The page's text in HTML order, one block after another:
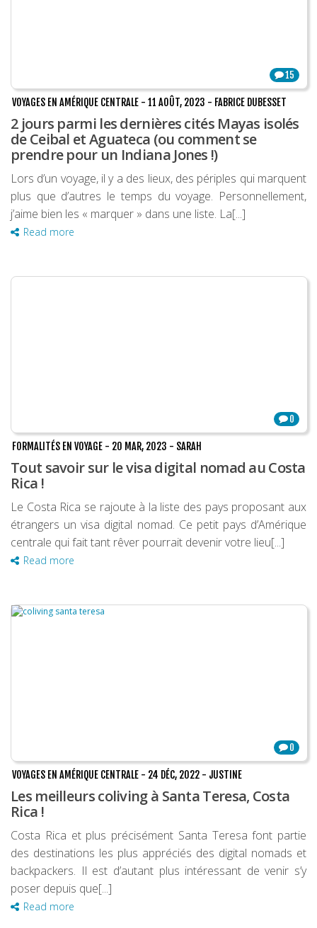
15
VOYAGES EN AMÉRIQUE CENTRALE - 11 AOÛT, 2023 - FABRICE DUBESSET
2 jours parmi les dernières cités Mayas isolés
de Ceibal et Aguateca (ou comment se
prendre pour un Indiana Jones !)
Lors d’un voyage, il y a des lieux, des périples qui marquent
plus que d’autres le temps du voyage. Personnellement,
j’aime bien les « marquer » dans une liste. La[...]
Read more
0
FORMALITÉS EN VOYAGE - 20 MAR, 2023 - SARAH
Tout savoir sur le visa digital nomad au Costa
Rica !
Le Costa Rica se rajoute à la liste des pays proposant aux
étrangers un visa digital nomad. Ce petit pays d’Amérique
centrale qui fait tant rêver pourrait devenir votre lieu[...]
Read more
0
VOYAGES EN AMÉRIQUE CENTRALE - 24 DÉC, 2022 - JUSTINE
Les meilleurs coliving à Santa Teresa, Costa
Rica !
Costa Rica et plus précisément Santa Teresa font partie
des destinations les plus appréciés des digital nomads et
backpackers. Il est d’autant plus intéressant de venir s’y
poser depuis que[...]
Read more